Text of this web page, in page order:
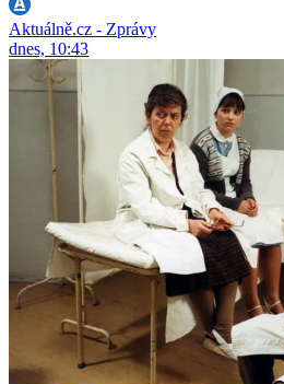
Aktuálně.cz - Zprávy
dnes, 10:43